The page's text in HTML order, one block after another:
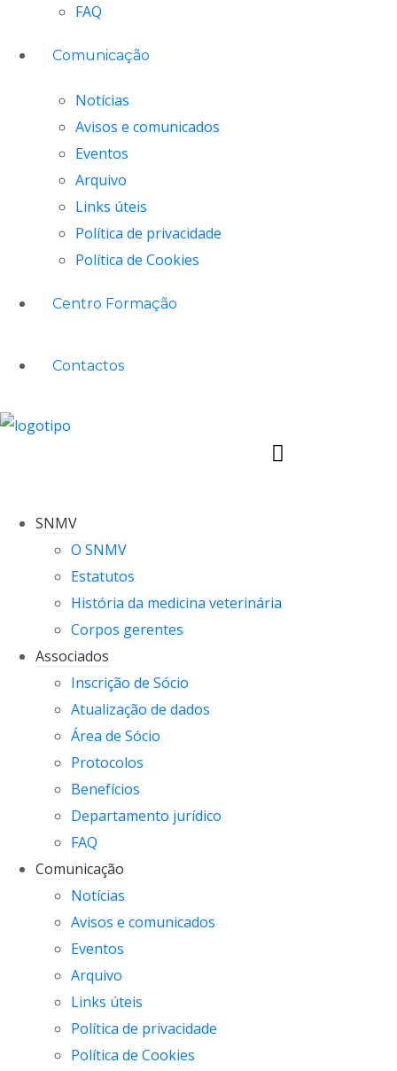
FAQ
Comunicação
Notícias
Avisos e comunicados
Eventos
Arquivo
Links úteis
Política de privacidade
Política de Cookies
Centro Formação
Contactos
SNMV
O SNMV
Estatutos
História da medicina veterinária
Corpos gerentes
Associados
Inscrição de Sócio
Atualização de dados
Área de Sócio
Protocolos
Benefícios
Departamento jurídico
FAQ
Comunicação
Notícias
Avisos e comunicados
Eventos
Arquivo
Links úteis
Política de privacidade
Política de Cookies